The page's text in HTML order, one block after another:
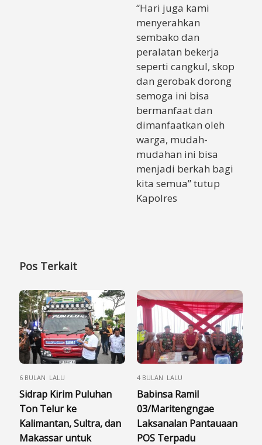
“Hari juga kami
menyerahkan
sembako dan
peralatan bekerja
seperti cangkul, skop
dan gerobak dorong
semoga ini bisa
bermanfaat dan
dimanfaatkan oleh
warga, mudah-
mudahan ini bisa
menjadi berkah bagi
kita semua” tutup
Kapolres
Pos Terkait
6 BULAN LALU
Sidrap Kirim Puluhan
Ton Telur ke
Kalimantan, Sultra, dan
Makassar untuk
4 BULAN LALU
Babinsa Ramil
03/Maritengngae
Laksanalan Pantauaan
POS Terpadu